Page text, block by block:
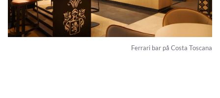
Ferrari bar på Costa Toscana